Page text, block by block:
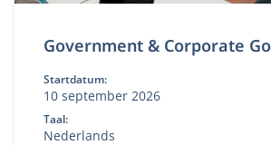
Government & Corporate
Startdatum:
10 september 2026
Taal:
Nederlands